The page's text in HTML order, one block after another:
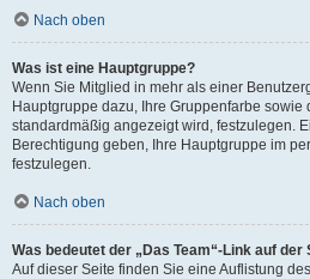
Nach oben
Was ist eine Hauptgruppe?
Wenn Sie Mitglied in mehr als einer
Hauptgruppe dazu, Ihre Gruppenfarbe
standardmäßig angezeigt wird, festzulegen.
Berechtigung geben, Ihre Hauptgruppe im
festzulegen.
Nach oben
Was bedeutet der „Das Team“-Link auf der
Auf dieser Seite finden Sie eine Auflistung